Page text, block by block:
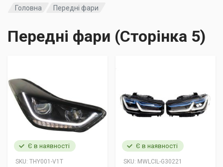
Головна Передні фари
Передні фари (Сторінка 5)
Є в наявності
SKU: THY001-V1T
Є в наявності
SKU: MWLCIL-G30221